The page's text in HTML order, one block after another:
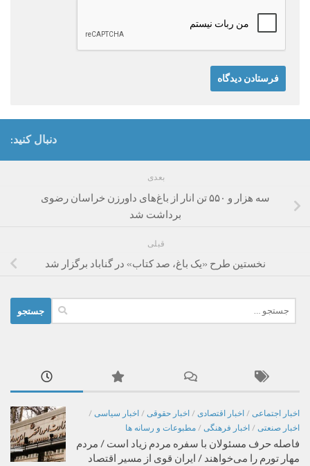
دنبال کنید:
بعدی
سه هزار و ۵۵۰ تن انار از باغ‌های داورزن خراسان رضوی
برداشت شد
قبلی
نخستین طرح «یک باغ، صد کتاب» در گناباد برگزار شد
برای:
اخبار اجتماعی / اخبار اقتصادی / اخبار حقوقی / اخبار سیاسی /
اخبار صنعتی / اخبار فرهنگی / مطبوعات و رسانه ها
فاصله حرف مسئولان با سفره مردم زیاد است / مردم
مهار تورم را می‌خواهند / ایران قوی از مسیر اقتصاد